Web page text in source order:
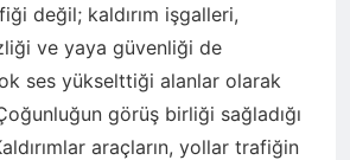
değil; kaldırım işgalleri,
ve yaya güvenliği de
ses yükselttiği alanlar olarak
görüş birliği sağladığı
araçların, yollar trafiğin